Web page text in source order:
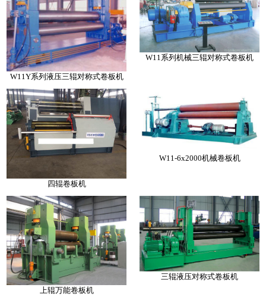
W11Y系列液压三辊对称式卷板机
W11系列机械三辊对称式卷板机
四辊卷板机
W11-6x2000机械卷板机
上辊万能卷板机
三辊液压对称式卷板机